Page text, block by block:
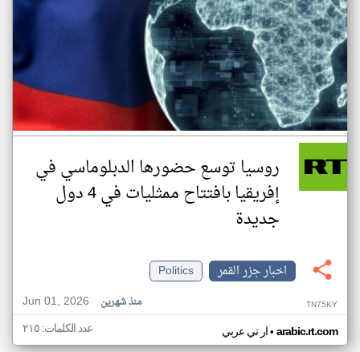
روسيا توسع حضورها الدبلوماسي في
إفريقيا بافتتاح ممثليات في 4 دول
جديدة
اخبار جزر القمر
Politics
Jun 01, 2026
منذ شهرين TN75KY
ار تي عربي• arabic.rt.com عدد الكلمات: ٢١٥